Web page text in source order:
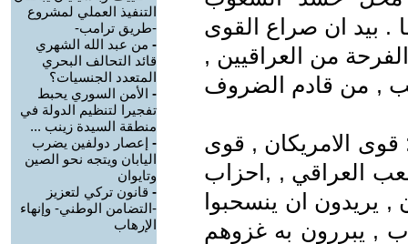
. بيد ان صراع القوى
من العراقيين ,
, من قادم الضروف
الامريكان , قوى
العراقي , ,احزاب
, يريدون ان ينسحبوا
, يبررون به غزوهم
التنفيذ العملي لمشروع
-طريق ترامب-
- من عبد الله الشهري
قائد التحالف البحري
المتعدد الجنسيات؟
- الأمن السوري يحبط
تفجيرا لتنظيم الدولة في
منطقة السيدة زينب ...
- إعصار دولفين يضرب
اليابان ويتجه نحو الصين
وتايوان
- قانون تركي لتعزيز
-التضامن الوطني- وإنهاء
الإرهاب